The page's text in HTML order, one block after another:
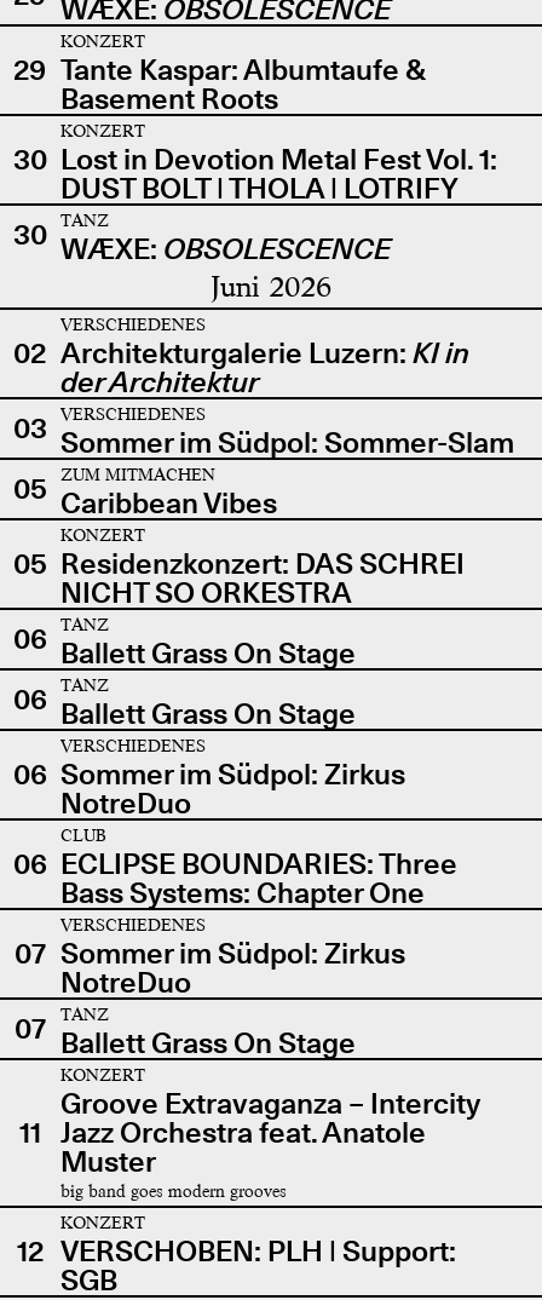
WÆXE: OBSOLESCENCE
29
KONZERT
Tante Kaspar: Albumtaufe &
Basement Roots
30
KONZERT
Lost in Devotion Metal Fest Vol. 1:
DUST BOLT | THOLA | LOTRIFY
30
TANZ
WÆXE: OBSOLESCENCE
Juni 2026
02
VERSCHIEDENES
Architekturgalerie Luzern: KI in
der Architektur
03
VERSCHIEDENES
Sommer im Südpol: Sommer-Slam
05
ZUM MITMACHEN
Caribbean Vibes
05
KONZERT
Residenzkonzert: DAS SCHREI
NICHT SO ORKESTRA
06
TANZ
Ballett Grass On Stage
06
TANZ
Ballett Grass On Stage
06
VERSCHIEDENES
Sommer im Südpol: Zirkus
NotreDuo
06
CLUB
ECLIPSE BOUNDARIES: Three
Bass Systems: Chapter One
07
VERSCHIEDENES
Sommer im Südpol: Zirkus
NotreDuo
07
TANZ
Ballett Grass On Stage
11
KONZERT
Groove Extravaganza – Intercity
Jazz Orchestra feat. Anatole
Muster
big band goes modern grooves
12
KONZERT
VERSCHOBEN: PLH | Support:
SGB